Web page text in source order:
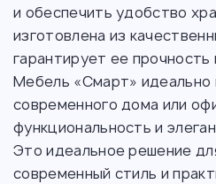
и обеспечить удобство
изготовлена из
гарантирует ее прочность
Мебель «Смарт» идеально
современного дома или
функциональность и
Это идеальное решение
современный стиль и